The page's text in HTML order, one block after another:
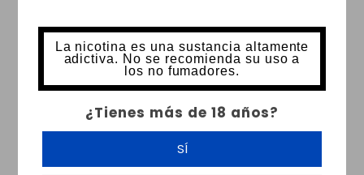
La nicotina es una sustancia altamente
adictiva. No se recomienda su uso a
los no fumadores.
¿Tienes más de 18 años?
SÍ